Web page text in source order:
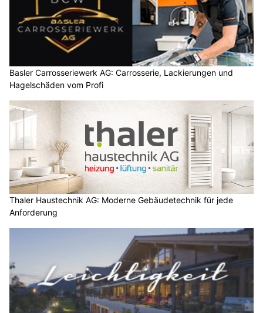
Basler Carrosseriewerk AG: Carrosserie, Lackierungen und
Hagelschäden vom Profi
Thaler Haustechnik AG: Moderne Gebäudetechnik für jede
Anforderung